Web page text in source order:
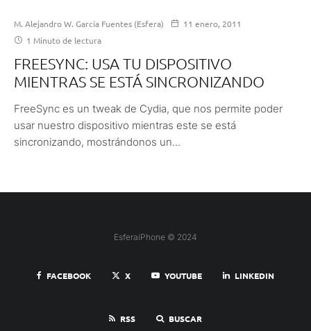
M. Alejandro W. García Fuentes (Esfera)
11 enero, 2011
1 Minuto de lectura
FREESYNC: USA TU DISPOSITIVO
MIENTRAS SE ESTÁ SINCRONIZANDO
FreeSync es un tweak de Cydia, que nos permite poder
usar nuestro dispositivo mientras este se está
sincronizando, mostrándonos un...
EsferaiPhone © 2024
FACEBOOK X YOUTUBE LINKEDIN
RSS BUSCAR